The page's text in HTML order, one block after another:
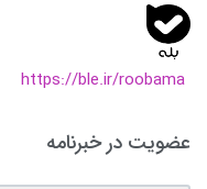
https://ble.ir/roobama
عضویت در خبرنامه